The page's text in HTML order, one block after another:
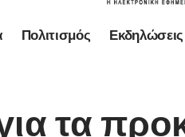
Πολιτισμός Εκδηλώσεις
τα